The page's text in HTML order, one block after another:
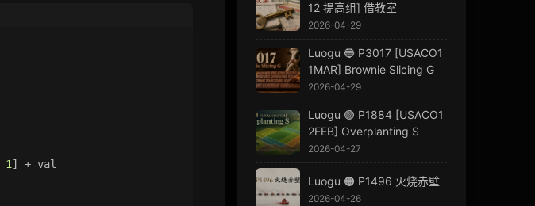
1] + val
12 提高组] 借教室
2026-04-29
Luogu 🔵 P3017 [USACO1
1MAR] Brownie Slicing G
2026-04-29
Luogu 🟢 P1884 [USACO1
2FEB] Overplanting S
2026-04-27
Luogu 🟠 P1496 火烧赤壁
2026-04-26